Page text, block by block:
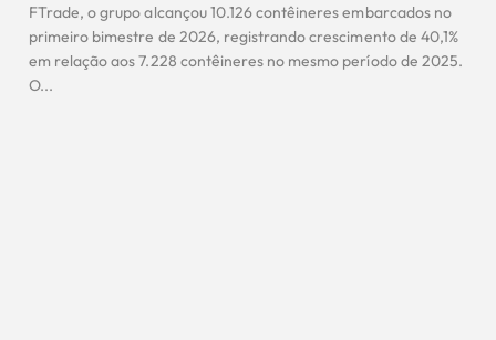
FTrade, o grupo alcançou 10.126 contêineres embarcados no
primeiro bimestre de 2026, registrando crescimento de 40,1%
em relação aos 7.228 contêineres no mesmo período de 2025.
O...